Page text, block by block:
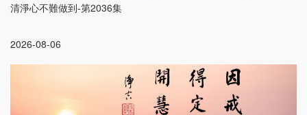
清淨心不難做到-第2036集
2026-08-06